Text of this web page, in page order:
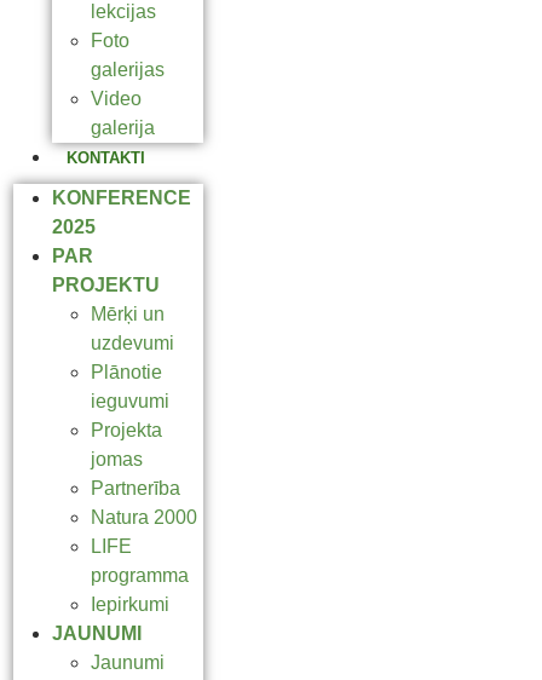
lekcijas
Foto
galerijas
Video
galerija
KONTAKTI
KONFERENCE
2025
PAR
PROJEKTU
Mērķi un
uzdevumi
Plānotie
ieguvumi
Projekta
jomas
Partnerība
Natura 2000
LIFE
programma
Iepirkumi
JAUNUMI
Jaunumi